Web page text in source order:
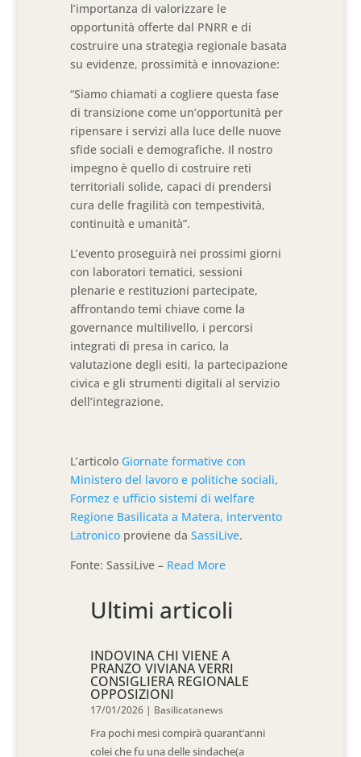
l’importanza di valorizzare le
opportunità offerte dal PNRR e di
costruire una strategia regionale basata
su evidenze, prossimità e innovazione:
“Siamo chiamati a cogliere questa fase
di transizione come un’opportunità per
ripensare i servizi alla luce delle nuove
sfide sociali e demografiche. Il nostro
impegno è quello di costruire reti
territoriali solide, capaci di prendersi
cura delle fragilità con tempestività,
continuità e umanità”.
L’evento proseguirà nei prossimi giorni
con laboratori tematici, sessioni
plenarie e restituzioni partecipate,
affrontando temi chiave come la
governance multilivello, i percorsi
integrati di presa in carico, la
valutazione degli esiti, la partecipazione
civica e gli strumenti digitali al servizio
dell’integrazione.
L’articolo Giornate formative con
Ministero del lavoro e politiche sociali,
Formez e ufficio sistemi di welfare
Regione Basilicata a Matera, intervento
Latronico proviene daSassiLive.
Fonte: SassiLive – Read More
Ultimi articoli
INDOVINA CHI VIENE A
PRANZO VIVIANA VERRI
CONSIGLIERA REGIONALE
OPPOSIZIONI
17/01/2026 | Basilicatanews
Fra pochi mesi compirà quarant’anni
colei che fu una delle sindache(a